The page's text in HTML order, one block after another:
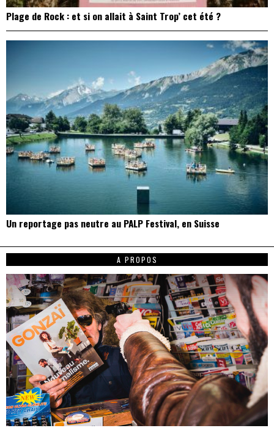
Plage de Rock : et si on allait à Saint Trop’ cet été ?
Un reportage pas neutre au PALP Festival, en Suisse
A PROPOS